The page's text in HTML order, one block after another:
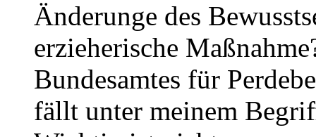
Änderunge des
erzieherische
Bundesamtes für
fällt unter meinem